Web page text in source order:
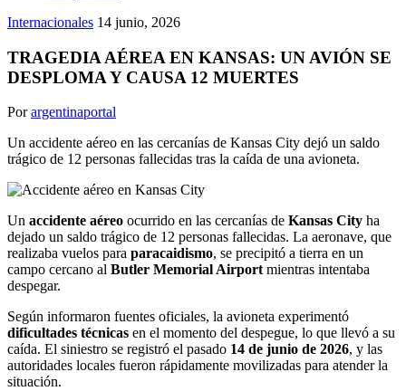
Internacionales 14 junio, 2026
TRAGEDIA AÉREA EN KANSAS: UN AVIÓN SE
DESPLOMA Y CAUSA 12 MUERTES
Porargentinaportal
Un accidente aéreo en las cercanías de Kansas City dejó un saldo
trágico de 12 personas fallecidas tras la caída de una avioneta.
Un accidente aéreo ocurrido en las cercanías de Kansas City ha
dejado un saldo trágico de 12 personas fallecidas. La aeronave, que
realizaba vuelos para paracaidismo, se precipitó a tierra en un
campo cercano al Butler Memorial Airportmientras intentaba
despegar.
Según informaron fuentes oficiales, la avioneta experimentó
dificultades técnicas en el momento del despegue, lo que llevó a su
caída. El siniestro se registró el pasado 14 de junio de 2026, y las
autoridades locales fueron rápidamente movilizadas para atender la
situación.